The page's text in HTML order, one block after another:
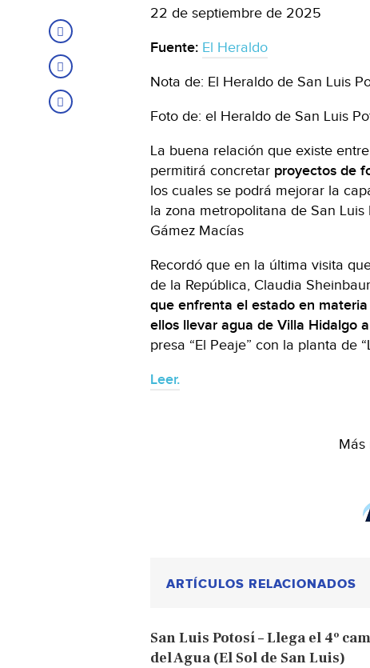
22 de septiembre de 2025
Fuente: El Heraldo
Nota de: El Heraldo de San Luis
Foto de: el Heraldo de San Luis
La buena relación que existe
permitirá concretar proyectos de
los cuales se podrá mejorar la
la zona metropolitana de San
Gámez Macías
Recordó que en la última visita
de la República, Claudia
que enfrenta el estado en
ellos llevar agua de Villa Hidalgo
presa “El Peaje” con la planta de
Leer.
Más
ARTÍCULOS RELACIONADOS
San Luis Potosí – Llega el 4º
del Agua (El Sol de San Luis)